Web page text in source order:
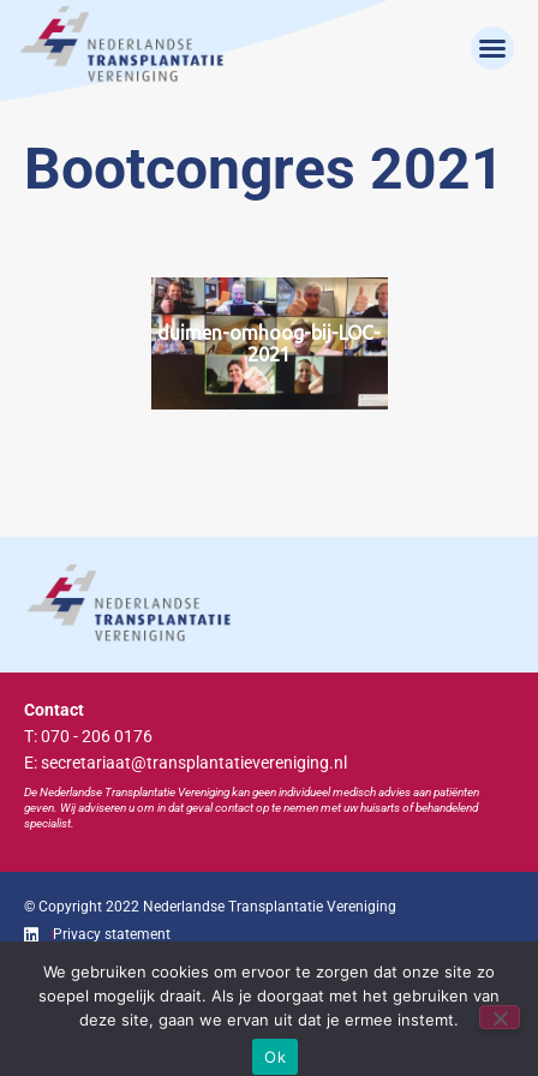
Bootcongres 2021
duimen-omhoog-bij-LOC-
2021
Contact
T: 070 - 206 0176
E: secretariaat@transplantatievereniging.nl
De Nederlandse Transplantatie Vereniging kan geen individueel medisch advies aan patiënten
geven. Wij adviseren u om in dat geval contact op te nemen met uw huisarts of behandelend
specialist.
© Copyright 2022 Nederlandse Transplantatie Vereniging
Privacy statement
Ga snel naar...
Educatie
We gebruiken cookies om ervoor te zorgen dat onze site zo
soepel mogelijk draait. Als je doorgaat met het gebruiken van
deze site, gaan we ervan uit dat je ermee instemt.
Ok